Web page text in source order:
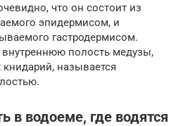
что он состоит из
эпидермисом, и
гастродермисом.
полость медузы,
книдарий, называется
в водоеме, где водятся